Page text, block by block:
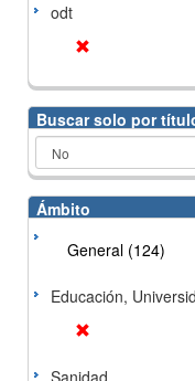
odt
Buscar solo por
Ámbito
General (124)
Educación,
Sanidad